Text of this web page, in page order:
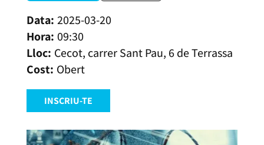
2025-03-20
09:30
Cecot, carrer Sant Pau, 6 de Terrassa
Obert
INSCRIU-TE